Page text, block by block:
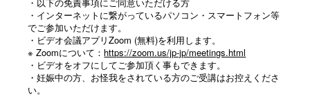
・インターネットに繋がっているパソコン・スマートフォン等
でご参加いただけます。
・ビデオ会議アプリZoom (無料)を利用します。
※ Zoomについて： https://zoom.us/jp-jp/meetings.html
・ビデオをオフにしてご参加頂く事もできます。
・妊娠中の方、お怪我をされている方のご受講はお控えくださ
い。